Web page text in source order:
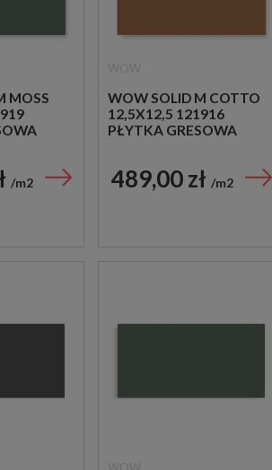
MOSS
m2
WOW SOLID M COTTO
12,5X12,5 121916
PŁYTKA GRESOWA
489,00 zł m2